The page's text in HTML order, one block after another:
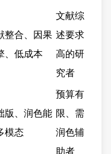
整合、因果
、低成本
文献综
述要求
高的研
究者
版、润色能
模态
预算有
限、需
润色辅
助者